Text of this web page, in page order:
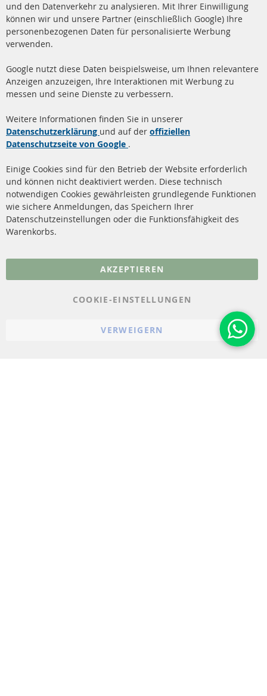
+49 (0) 4533 799 00 0
Mo-Do: 09-17 Uhr, Fr 09-16 Uhr
info@contra-automotive.de
facebook
instagram
Quick Links
Dieselpartikelfilter (DPF)
Dieselpartikelfilter
Katalysator (KAT)
Sensoren
FAQ
Kundenservice
Über uns
Versandkosten
Kontakt
Vertrag widerrufen
und den Datenverkehr zu analysieren. Mit Ihrer Einwilligung
können wir und unsere Partner (einschließlich Google) Ihre
personenbezogenen Daten für personalisierte Werbung
verwenden.
Google nutzt diese Daten beispielsweise, um Ihnen relevantere
Anzeigen anzuzeigen, Ihre Interaktionen mit Werbung zu
messen und seine Dienste zu verbessern.
Weitere Informationen finden Sie in unserer
Datenschutzerklärung und auf der offiziellen
Datenschutzseite von Google .
Einige Cookies sind für den Betrieb der Website erforderlich
und können nicht deaktiviert werden. Diese technisch
notwendigen Cookies gewährleisten grundlegende Funktionen
wie sichere Anmeldungen, das Speichern Ihrer
Datenschutzeinstellungen oder die Funktionsfähigkeit des
Warenkorbs.
AKZEPTIEREN
COOKIE-EINSTELLUNGEN
VERWEIGERN